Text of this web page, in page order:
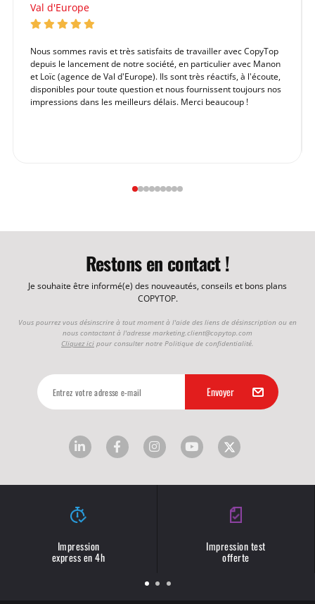
Val d'Europe
Nous sommes ravis et très satisfaits de travailler avec CopyTop
depuis le lancement de notre société, en particulier avec Manon
et Loïc (agence de Val d'Europe). Ils sont très réactifs, à l'écoute,
disponibles pour toute question et nous fournissent toujours nos
impressions dans les meilleurs délais. Merci beaucoup !
Restons en contact !
Je souhaite être informé(e) des nouveautés, conseils et bons plans
COPYTOP.
Vous pourrez vous désinscrire à tout moment à l'aide des liens de désinscription ou en
nous contactant à l'adresse marketing.client@copytop.com
Cliquez ici pour consulter notre Politique de confidentialité.
Impression
express en 4h
Impression test
offerte